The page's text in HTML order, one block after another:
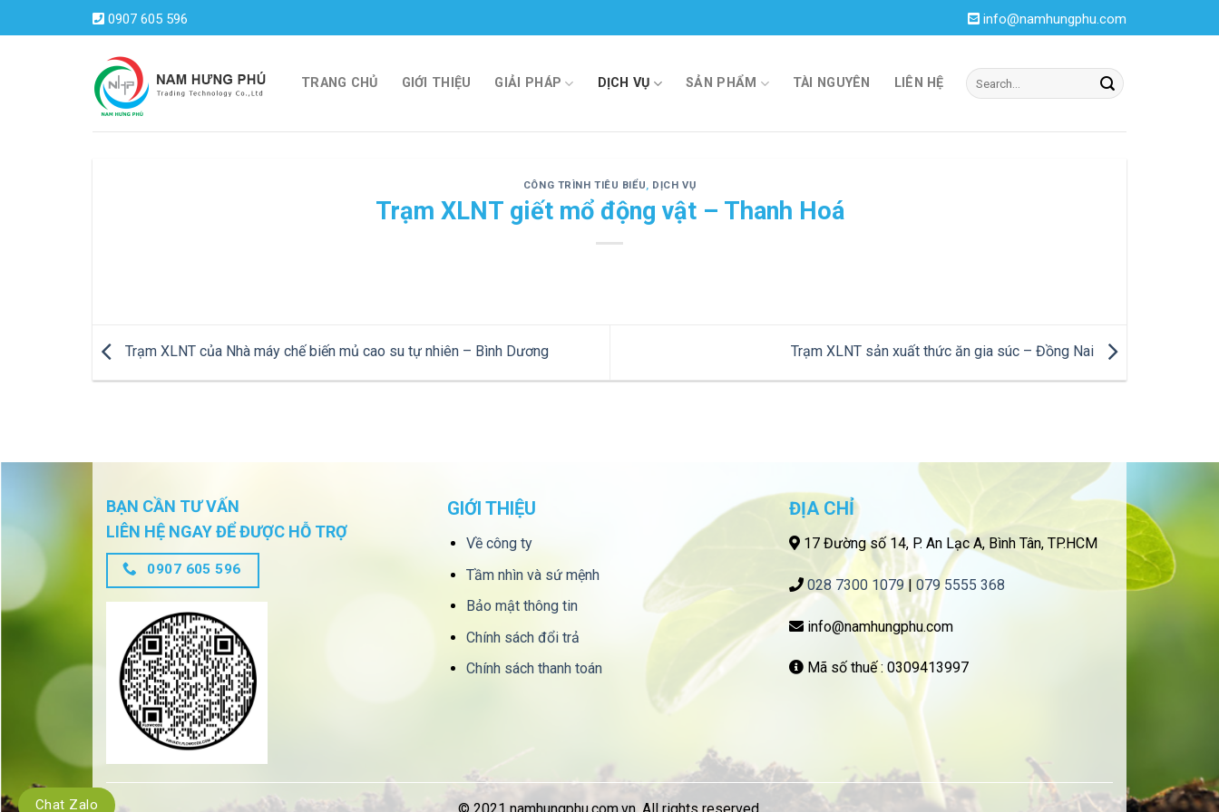
to
0907 605 596 info@namhungphu.com
TRANG CHỦ GIỚI THIỆU GIẢI PHÁP DỊCH VỤ SẢN PHẨM TÀI NGUYÊN LIÊN HỆ
CÔNG TRÌNH TIÊU BIỂU, DỊCH VỤ
Trạm XLNT giết mổ động vật – Thanh Hoá
Trạm XLNT của Nhà máy chế biến mủ cao su tự nhiên – Bình Dương Trạm XLNT sản xuất thức ăn gia súc – Đồng Nai
BẠN CẦN TƯ VẤN
LIÊN HỆ NGAY ĐỂ ĐƯỢC HỖ TRỢ
0907 605 596
GIỚI THIỆU
Về công ty
Tầm nhìn và sứ mệnh
Bảo mật thông tin
Chính sách đổi trả
Chính sách thanh toán
ĐỊA CHỈ
17 Đường số 14, P. An Lạc A, Bình Tân, TP.HCM
028 7300 1079|079 5555 368
info@namhungphu.com
Mã số thuế : 0309413997
Chat Zalo